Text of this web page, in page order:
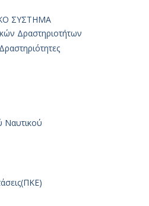
ΣΥΣΤΗΜΑ
Δραστηριοτήτων
Ναυτικού